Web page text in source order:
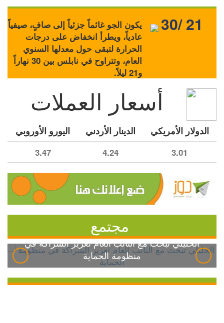
يكون الجو غائماً جزئياً إلى صافٍ، صيفياً
عادياً، ويطرأ انخفاض على درجات
الحرارة لتبقى حول معدلها السنوي
العام، وتتراوح في نابلس بين 30 نهاراً
و21 ليلاً.
30/ 21
أسعار العملات
الدولار الأمريكي الدينار الأردني اليورو الأوروبي
3.01
4.24
3.47
مجتمع
الخليلي تبحث مع النائب العام تعزيز الشراكة في
منظومة الحماية